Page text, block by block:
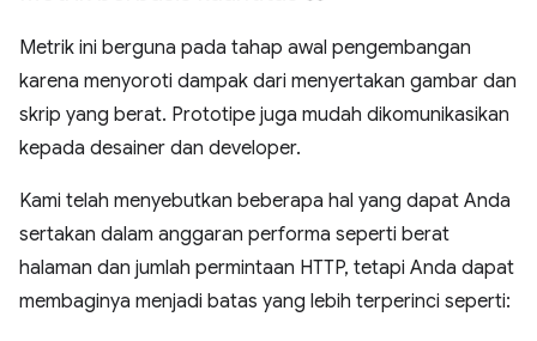
Metrik ini berguna pada tahap awal pengembangan
karena menyoroti dampak dari menyertakan gambar dan
skrip yang berat. Prototipe juga mudah dikomunikasikan
kepada desainer dan developer.
Kami telah menyebutkan beberapa hal yang dapat Anda
sertakan dalam anggaran performa seperti berat
halaman dan jumlah permintaan HTTP, tetapi Anda dapat
membaginya menjadi batas yang lebih terperinci seperti: